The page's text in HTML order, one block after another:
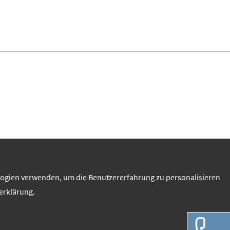
verwenden, um die Benutzererfahrung zu personalisieren